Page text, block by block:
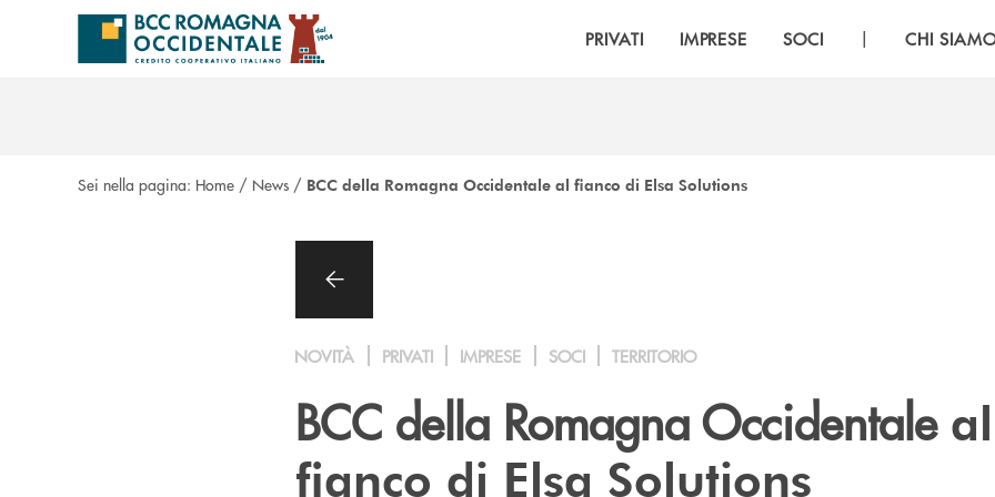
Salta al contenuto principale
PRIVATI IMPRESE SOCI | CHI
Sei nella pagina: Home / News / BCC della Romagna Occidentale al fianco di Elsa Solutions
NOVITÀ PRIVATI IMPRESE SOCI TERRITORIO
BCC della Romagna Occidentale al
fianco di Elsa Solutions